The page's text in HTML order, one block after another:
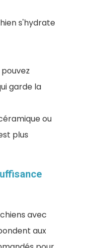
s'hydrate
garde la
ou
plus
avec
aux